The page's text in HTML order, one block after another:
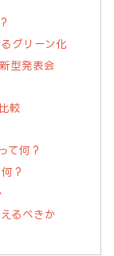
グリーン化
型発表会
較
て何？
？
るべきか